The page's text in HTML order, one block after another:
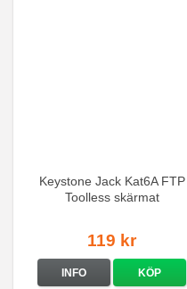
Keystone Jack Kat6A FTP
Toolless skärmat
119 kr
INFO KÖP